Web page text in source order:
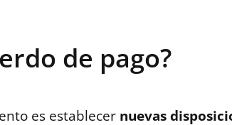
de pago?
es establecer nuevas